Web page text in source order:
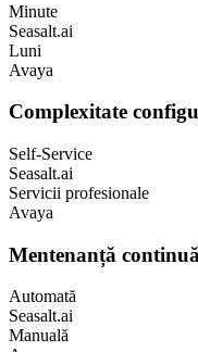
Minute
Seasalt.ai
Luni
Avaya
Complexitate
Self-Service
Seasalt.ai
Servicii profesionale
Avaya
Mentenanță continuă
Automată
Seasalt.ai
Manuală